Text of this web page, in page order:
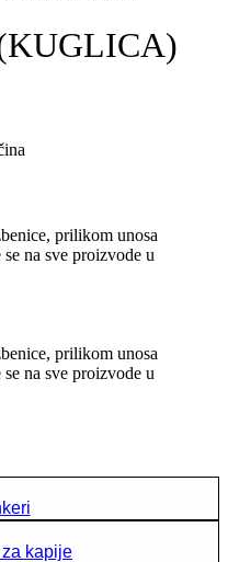
prilikom unosa
na sve proizvode u
prilikom unosa
na sve proizvode u
kapije